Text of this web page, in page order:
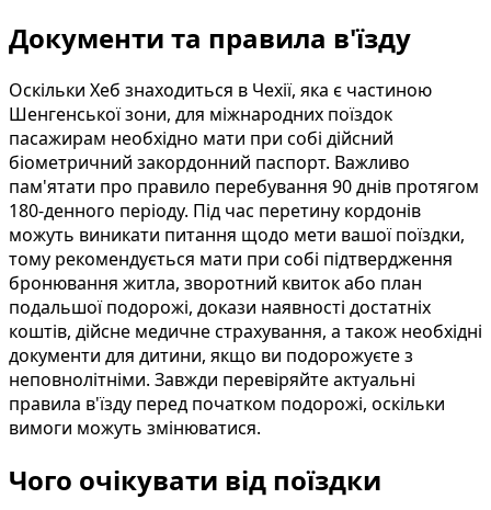
Документи та правила в'їзду
Оскільки Хеб знаходиться в Чехії, яка є частиною
Шенгенської зони, для міжнародних поїздок
пасажирам необхідно мати при собі дійсний
біометричний закордонний паспорт. Важливо
пам'ятати про правило перебування 90 днів протягом
180-денного періоду. Під час перетину кордонів
можуть виникати питання щодо мети вашої поїздки,
тому рекомендується мати при собі підтвердження
бронювання житла, зворотний квиток або план
подальшої подорожі, докази наявності достатніх
коштів, дійсне медичне страхування, а також необхідні
документи для дитини, якщо ви подорожуєте з
неповнолітніми. Завжди перевіряйте актуальні
правила в'їзду перед початком подорожі, оскільки
вимоги можуть змінюватися.
Чого очікувати від поїздки